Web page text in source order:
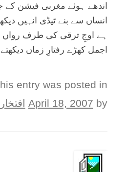
اندھے ہوئے مغربی فيشن کے
انساں سے بنے ٹيڈی انہيں
ہے اوجِ ترقی کی طرف رواں
اجمل کھڑے رفتارِ زماں
entry was posted in
April 18, 2007 by